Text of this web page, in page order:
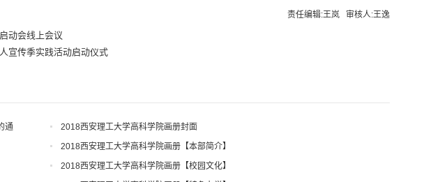
责任编辑:王岚 审核人:王逸
动会线上会议
宣传季实践活动启动仪式
通
2018西安理工大学高科学院画册封面
2018西安理工大学高科学院画册【本部简介】
2018西安理工大学高科学院画册【校园文化】